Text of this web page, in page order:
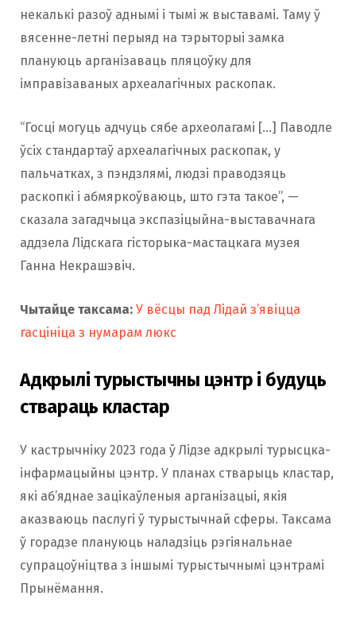
некалькі разоў аднымі і тымі ж выставамі. Таму ў
вясенне-летні перыяд на тэрыторыі замка
плануюць арганізаваць пляцоўку для
імправізаваных археалагічных раскопак.
“Госці могуць адчуць сябе археолагамі […] Паводле
ўсіх стандартаў археалагічных раскопак, у
пальчатках, з пэндзлямі, людзі праводзяць
раскопкі і абмяркоўваюць, што гэта такое”, —
сказала загадчыца экспазіцыйна-выставачнага
аддзела Лідскага гісторыка-мастацкага музея
Ганна Некрашэвіч.
Чытайце таксама: У вёсцы пад Лідай з’явіцца
гасцініца з нумарам люкс
Адкрылі турыстычны цэнтр і будуць
ствараць кластар
У кастрычніку 2023 года ў Лідзе адкрылі турысцка-
інфармацыйны цэнтр. У планах стварыць кластар,
які аб’яднае зацікаўленыя арганізацыі, якія
аказваюць паслугі ў турыстычнай сферы. Таксама
ў горадзе плануюць наладзіць рэгіянальнае
супрацоўніцтва з іншымі турыстычнымі цэнтрамі
Прынёмання.